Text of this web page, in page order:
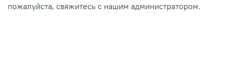
пожалуйста, свяжитесь с нашим администратором.